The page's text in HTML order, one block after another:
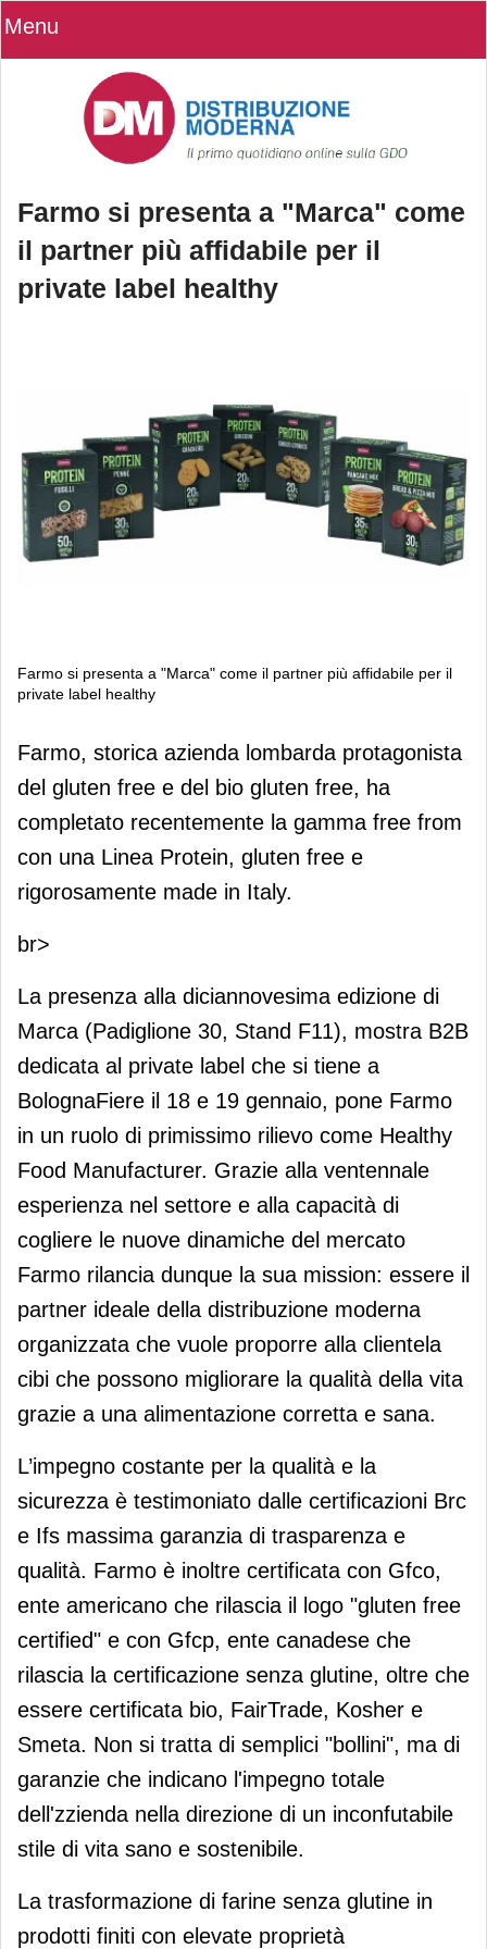
Menu
Farmo si presenta a "Marca" come
il partner più affidabile per il
private label healthy
Farmo si presenta a "Marca" come il partner più affidabile per il
private label healthy
Farmo si presenta a "Marca" come il
partner più affidabile per il private
label healthy
Farmo, storica azienda lombarda protagonista
del gluten free e del bio gluten free, ha
completato recentemente la gamma free from
con una Linea Protein, gluten free e
rigorosamente made in Italy.
br>
La presenza alla diciannovesima edizione di
Marca (Padiglione 30, Stand F11), mostra B2B
dedicata al private label che si tiene a
BolognaFiere il 18 e 19 gennaio, pone Farmo
in un ruolo di primissimo rilievo come Healthy
Food Manufacturer. Grazie alla ventennale
esperienza nel settore e alla capacità di
cogliere le nuove dinamiche del mercato
Farmo rilancia dunque la sua mission: essere il
partner ideale della distribuzione moderna
organizzata che vuole proporre alla clientela
cibi che possono migliorare la qualità della vita
grazie a una alimentazione corretta e sana.
L’impegno costante per la qualità e la
sicurezza è testimoniato dalle certificazioni Brc
e Ifs massima garanzia di trasparenza e
qualità. Farmo è inoltre certificata con Gfco,
ente americano che rilascia il logo "gluten free
certified" e con Gfcp, ente canadese che
rilascia la certificazione senza glutine, oltre che
essere certificata bio, FairTrade, Kosher e
Smeta. Non si tratta di semplici "bollini", ma di
garanzie che indicano l'impegno totale
dell'zzienda nella direzione di un inconfutabile
stile di vita sano e sostenibile.
La trasformazione di farine senza glutine in
prodotti finiti con elevate proprietà